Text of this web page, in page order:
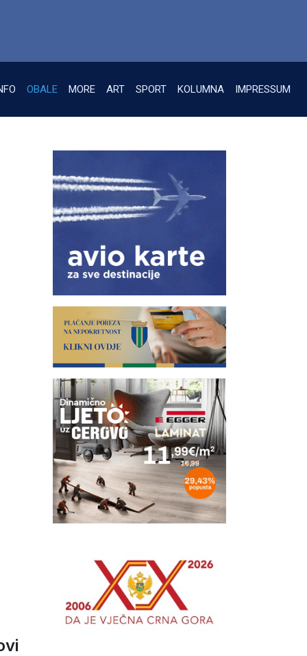
OBALE MORE ART SPORT KOLUMNA IMPRESSUM